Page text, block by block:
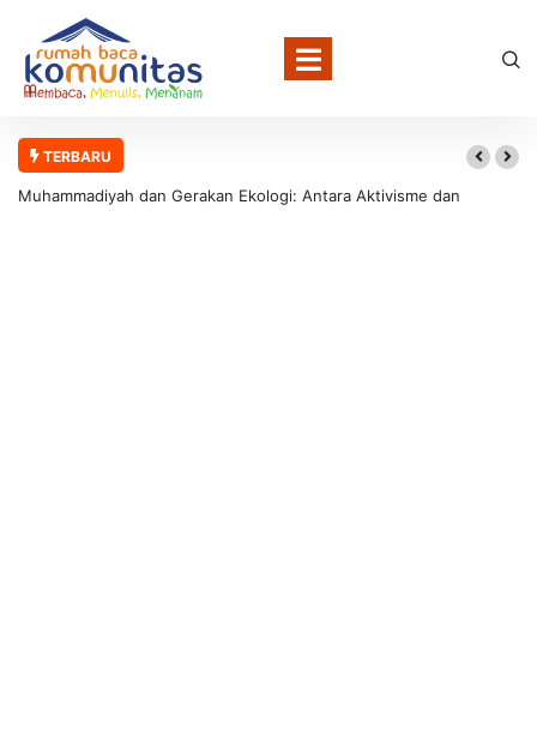
TERBARU
Muhammadiyah dan Gerakan Ekologi: Antara Aktivisme dan